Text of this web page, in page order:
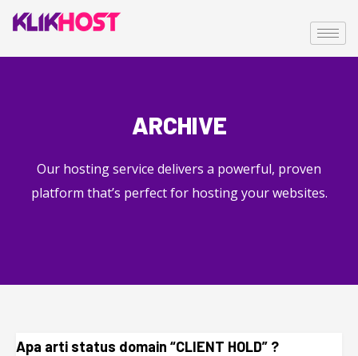
ARCHIVE
Our hosting service delivers a powerful, proven
platform that’s perfect for hosting your websites.
Apa arti status domain “CLIENT HOLD” ?